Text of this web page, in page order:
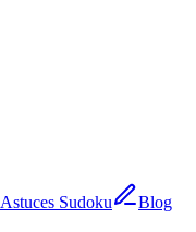
Astuces Sudoku
Blog